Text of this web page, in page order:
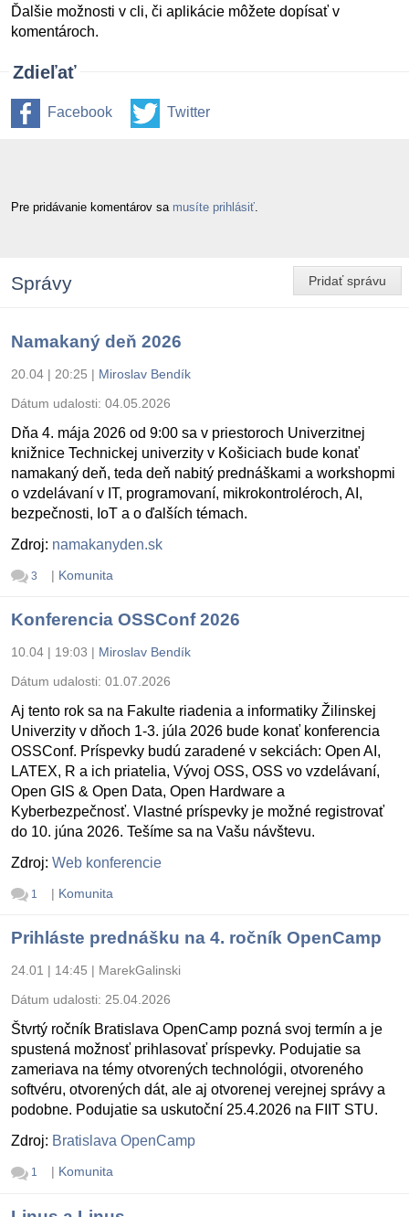
Ďalšie možnosti v cli, či aplikácie môžete dopísať v
komentároch.
Zdieľať
Facebook Twitter
Pre pridávanie komentárov sa musíte prihlásiť
Pridať správu
Správy
Namakaný deň 2026
20.04 | 20:25 | Miroslav Bendík
Dátum udalosti: 04.05.2026
Dňa 4. mája 2026 od 9:00 sa v priestoroch Univerzitnej
knižnice Technickej univerzity v Košiciach bude konať
namakaný deň, teda deň nabitý prednáškami a workshopmi
o vzdelávaní v IT, programovaní, mikrokontroléroch, AI,
bezpečnosti, IoT a o ďalších témach.
Zdroj: namakanyden.sk
3 | Komunita
Konferencia OSSConf 2026
10.04 | 19:03 | Miroslav Bendík
Dátum udalosti: 01.07.2026
Aj tento rok sa na Fakulte riadenia a informatiky Žilinskej
Univerzity v dňoch 1-3. júla 2026 bude konať konferencia
OSSConf. Príspevky budú zaradené v sekciách: Open AI,
LATEX, R a ich priatelia, Vývoj OSS, OSS vo vzdelávaní,
Open GIS & Open Data, Open Hardware a
Kyberbezpečnosť. Vlastné príspevky je možné registrovať
do 10. júna 2026. Tešíme sa na Vašu návštevu.
Zdroj: Web konferencie
1 | Komunita
Prihláste prednášku na 4. ročník OpenCamp
24.01 | 14:45 | MarekGalinski
Dátum udalosti: 25.04.2026
Štvrtý ročník Bratislava OpenCamp pozná svoj termín a je
spustená možnosť prihlasovať príspevky. Podujatie sa
zameriava na témy otvorených technológii, otvoreného
softvéru, otvorených dát, ale aj otvorenej verejnej správy a
podobne. Podujatie sa uskutoční 25.4.2026 na FIIT STU.
Zdroj: Bratislava OpenCamp
1 | Komunita